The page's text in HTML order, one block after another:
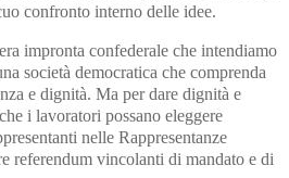
confronto interno delle idee.
impronta confederale che intendiamo
società democratica che comprenda
e dignità. Ma per dare dignità e
i lavoratori possano eleggere
nelle Rappresentanze
referendum vincolanti di mandato e di